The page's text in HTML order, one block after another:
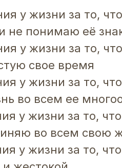
у жизни за то, что
не понимаю её
у жизни за то, что
свое время
у жизни за то, что
во всем ее
у жизни за то,
во всем свою
у жизни за то,